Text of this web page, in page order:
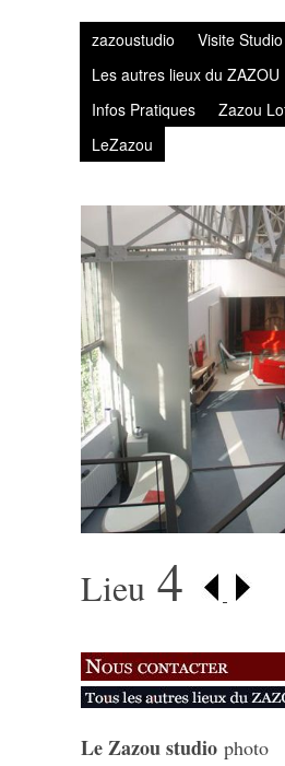
zazoustudio
Visite Studio
Les autres lieux du ZAZOU
Infos Pratiques
Zazou
LeZazou
Lieu 4
Le Zazou studio photo